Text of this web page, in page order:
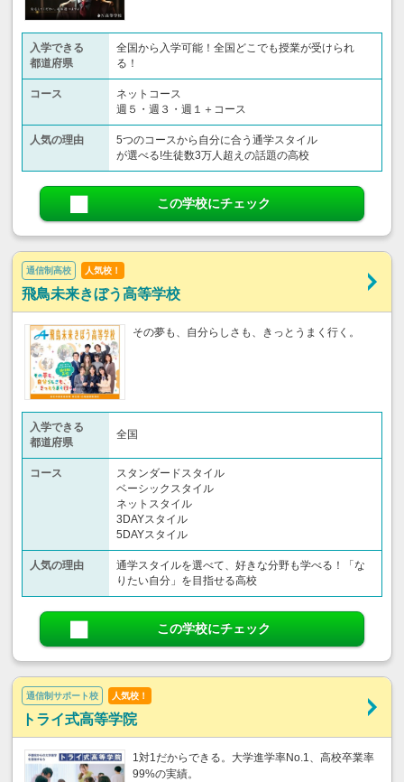
入学できる
都道府県
全国から入学可能！全国どこでも授業が受けられ
る！
コース
ネットコース
週５・週３・週１＋コース
人気の理由
5つのコースから自分に合う通学スタイル
が選べる!生徒数3万人超えの話題の高校
この学校にチェック
通信制高校 人気校！
飛鳥未来きぼう高等学校
その夢も、自分らしさも、きっとうまく行く。
入学できる
都道府県
全国
コース
スタンダードスタイル
ベーシックスタイル
ネットスタイル
3DAYスタイル
5DAYスタイル
人気の理由
通学スタイルを選べて、好きな分野も学べる！「な
りたい自分」を目指せる高校
この学校にチェック
通信制サポート校 人気校！
トライ式高等学院
1対1だからできる。大学進学率No.1、高校卒業率
99%の実績。